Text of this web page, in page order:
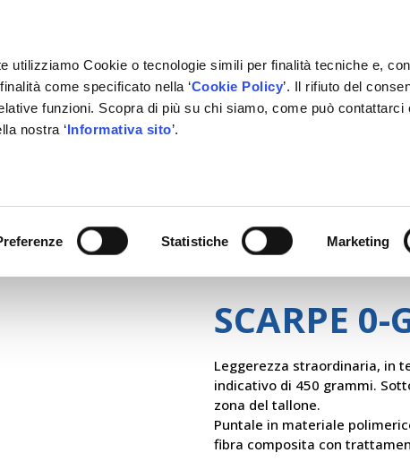
utilizziamo Cookie o tecnologie simili per finalità tecniche e,
come specificato nella ‘Cookie Policy’. Il rifiuto del
funzioni. Scopra di più su chi siamo, come può contattarci
nostra ‘Informativa sito’.
Statistiche Marketing
SCARPE 0-
Leggerezza straordinaria, in
indicativo di 450 grammi.
zona del tallone.
Puntale in materiale
fibra composita con